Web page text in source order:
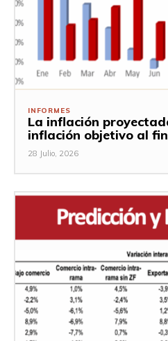
INFORMES
La inflación
inflación objetivo al
28 Julio, 2026